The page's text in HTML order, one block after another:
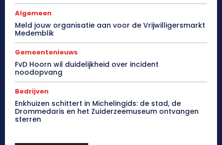
Algemeen
Meld jouw organisatie aan voor de Vrijwilligersmarkt
Medemblik
Gemeentenieuws
FvD Hoorn wil duidelijkheid over incident
noodopvang
Bedrijven
Enkhuizen schittert in Michelingids: de stad, de
Drommedaris en het Zuiderzeemuseum ontvangen
sterren